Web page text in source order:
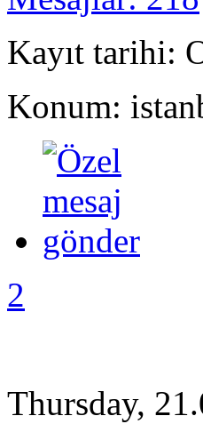
Kayıt tarihi:
Konum:
2
Thursday,